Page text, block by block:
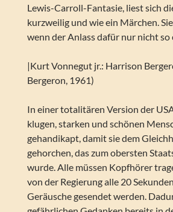
Lewis-Carroll-Fantasie, liest sich
kurzweilig und wie ein Märchen.
wenn der Anlass dafür nur nicht so
|Kurt Vonnegut jr.: Harrison
Bergeron, 1961)
In einer totalitären Version der
klugen, starken und schönen
gehandikapt, damit sie dem
gehorchen, das zum obersten
wurde. Alle müssen Kopfhörer
von der Regierung alle 20
Geräusche gesendet werden.